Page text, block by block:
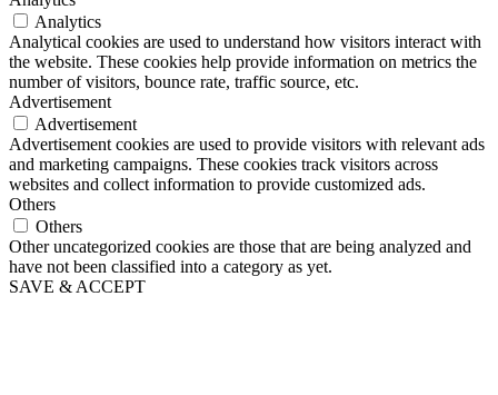
Analytics
Analytical cookies are used to understand how visitors interact with
the website. These cookies help provide information on metrics the
number of visitors, bounce rate, traffic source, etc.
Advertisement
Advertisement
Advertisement cookies are used to provide visitors with relevant ads
and marketing campaigns. These cookies track visitors across
websites and collect information to provide customized ads.
Others
Others
Other uncategorized cookies are those that are being analyzed and
have not been classified into a category as yet.
SAVE & ACCEPT